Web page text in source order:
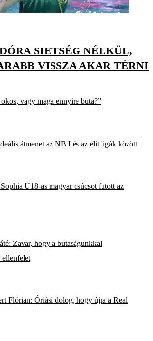
SIETSÉG NÉLKÜL,
VISSZA AKAR TÉRNI
vagy maga ennyire buta?”
átmenet az NB I és az elit ligák között
U18-as magyar csúcsot futott az
Zavar, hogy a butaságunkkal
ellenfelet
Flórián: Óriási dolog, hogy újra a Real